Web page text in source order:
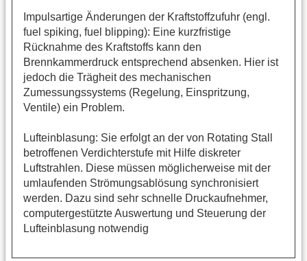
Impulsartige Änderungen der Kraftstoffzufuhr (engl.
fuel spiking, fuel blipping): Eine kurzfristige
Rücknahme des Kraftstoffs kann den
Brennkammerdruck entsprechend absenken. Hier ist
jedoch die Trägheit des mechanischen
Zumessungssystems (Regelung, Einspritzung,
Ventile) ein Problem.
Lufteinblasung: Sie erfolgt an der von Rotating Stall
betroffenen Verdichterstufe mit Hilfe diskreter
Luftstrahlen. Diese müssen möglicherweise mit der
umlaufenden Strömungsablösung synchronisiert
werden. Dazu sind sehr schnelle Druckaufnehmer,
computergestützte Auswertung und Steuerung der
Lufteinblasung notwendig